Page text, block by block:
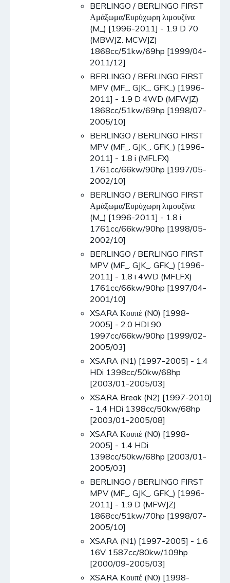
BERLINGO / BERLINGO FIRST
Αμάξωμα/Ευρύχωρη λιμουζίνα
(M_) [1996-2011] - 1.9 D 70
(MBWJZ. MCWJZ)
1868cc/51kw/69hp [1999/04-
2011/12]
BERLINGO / BERLINGO FIRST
MPV (MF_. GJK_. GFK_) [1996-
2011] - 1.9 D 4WD (MFWJZ)
1868cc/51kw/69hp [1998/07-
2005/10]
BERLINGO / BERLINGO FIRST
MPV (MF_. GJK_. GFK_) [1996-
2011] - 1.8 i (MFLFX)
1761cc/66kw/90hp [1997/05-
2002/10]
BERLINGO / BERLINGO FIRST
Αμάξωμα/Ευρύχωρη λιμουζίνα
(M_) [1996-2011] - 1.8 i
1761cc/66kw/90hp [1998/05-
2002/10]
BERLINGO / BERLINGO FIRST
MPV (MF_. GJK_. GFK_) [1996-
2011] - 1.8 i 4WD (MFLFX)
1761cc/66kw/90hp [1997/04-
2001/10]
XSARA Κουπέ (N0) [1998-
2005] - 2.0 HDI 90
1997cc/66kw/90hp [1999/02-
2005/03]
XSARA (N1) [1997-2005] - 1.4
HDi 1398cc/50kw/68hp
[2003/01-2005/03]
XSARA Break (N2) [1997-2010]
- 1.4 HDi 1398cc/50kw/68hp
[2003/01-2005/08]
XSARA Κουπέ (N0) [1998-
2005] - 1.4 HDi
1398cc/50kw/68hp [2003/01-
2005/03]
BERLINGO / BERLINGO FIRST
MPV (MF_. GJK_. GFK_) [1996-
2011] - 1.9 D (MFWJZ)
1868cc/51kw/70hp [1998/07-
2005/10]
XSARA (N1) [1997-2005] - 1.6
16V 1587cc/80kw/109hp
[2000/09-2005/03]
XSARA Κουπέ (N0) [1998-